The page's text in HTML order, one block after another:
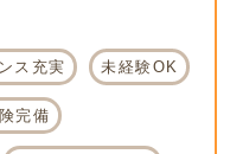
ス充実 未経験OK
完備